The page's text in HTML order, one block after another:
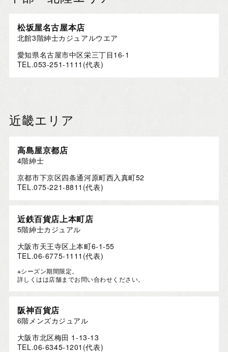
松坂屋名古屋本店
北館3階紳士カジュアルウエア
愛知県名古屋市中区栄三丁目16-1
TEL.053-251-1111(代表)
近畿エリア
高島屋京都店
4階紳士
京都市下京区四条通河原町西入真町52
TEL.075-221-8811(代表)
近鉄百貨店上本町店
5階紳士カジュアル
大阪市天王寺区上本町6-1-55
TEL.06-6775-1111(代表)
※シーズン期間限定。
詳しくはは店舗までお問い合わせください。
阪神百貨店
6階メンズカジュアル
大阪市北区梅田 1-13-13
TEL.06-6345-1201(代表)